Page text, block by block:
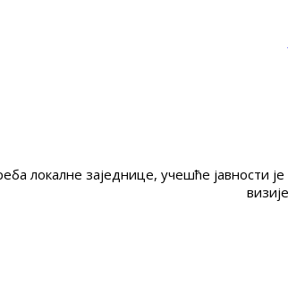
локалне заједнице, учешће јавности